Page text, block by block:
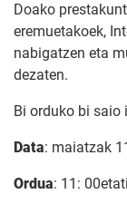
Doako
eremuetakoek,
nabigatzen eta
dezaten.
Bi orduko bi saio
Data: maiatzak
Ordua: 11: